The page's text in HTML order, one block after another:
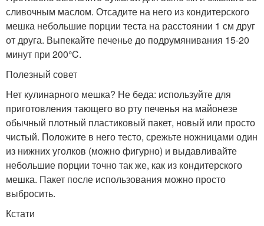
сливочным маслом. Отсадите на него из кондитерского
мешка небольшие порции теста на расстоянии 1 см друг
от друга. Выпекайте печенье до подрумянивания 15-20
минут при 200°C.
Полезный совет
Нет кулинарного мешка? Не беда: используйте для
приготовления тающего во рту печенья на майонезе
обычный плотный пластиковый пакет, новый или просто
чистый. Положите в него тесто, срежьте ножницами один
из нижних уголков (можно фигурно) и выдавливайте
небольшие порции точно так же, как из кондитерского
мешка. Пакет после использования можно просто
выбросить.
Кстати